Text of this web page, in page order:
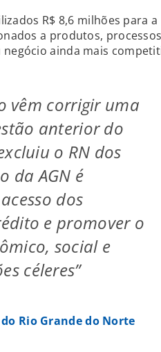
R$ 8,6 milhões para a
a produtos,
ainda mais
vêm corrigir uma
anterior do
o RN dos
da AGN é
dos
e promover o
social e
céleres”
Rio Grande do Norte